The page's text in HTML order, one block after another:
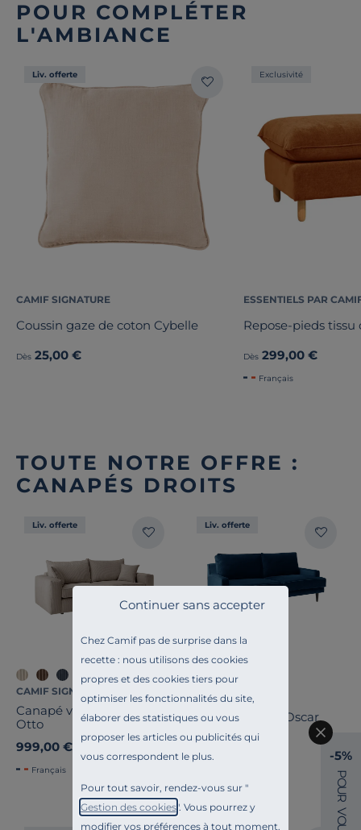
Chez Camif pas de surprise dans la
recette : nous utilisons des cookies
propres et des cookies tiers pour
optimiser les fonctionnalités du site,
élaborer des statistiques ou vous
proposer les articles ou publicités qui
vous correspondent le plus.
Pour tout savoir, rendez-vous sur "
Gestion des cookies". Vous pourrez y
modifier vos préférences à tout moment.
Continuer sans accepter
POUR COMPLÉTER
L'AMBIANCE
Liv. offerte
CAMIF SIGNATURE
Coussin gaze de coton Cybelle
Dès 25,00 €
Exclusivité
ESSENTIELS PAR
Repose-pieds
Dès 299,00 €
Français
TOUTE NOTRE OFFRE :
CANAPÉS DROITS
Liv. offerte
CAMIF SIGNATURE
Canapé velours côtelé
Otto
999,00 €
Français
Liv. offerte
Canapé velours Oscar
999,00 €
-5%
P
O
U
R
V
O
U